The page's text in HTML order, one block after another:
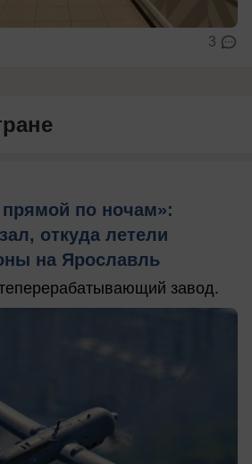
3
по ночам»:
откуда летели
на Ярославль
завод.